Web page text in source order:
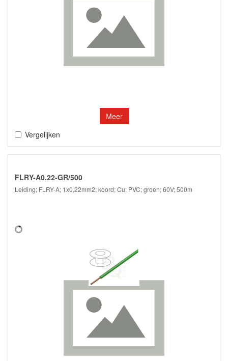
Meer
Vergelijken
FLRY-A0.22-GR/500
Leiding; FLRY-A; 1x0,22mm2; koord; Cu; PVC; groen; 60V; 500m